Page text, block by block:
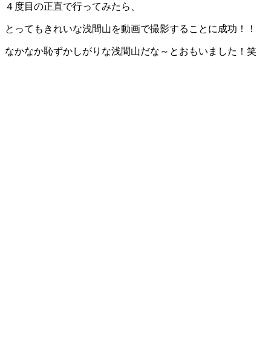
４度目の正直で行ってみたら、
とってもきれいな浅間山を動画で撮影することに成功！！
なかなか恥ずかしがりな浅間山だな～とおもいました！笑